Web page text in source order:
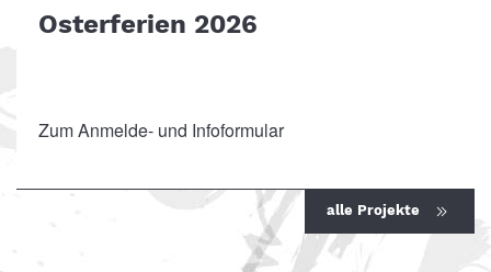
Osterferien 2026
Zum Anmelde- und Infoformular
alle Projekte